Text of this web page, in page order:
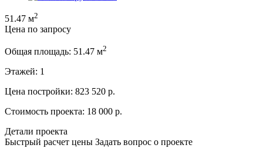
51.47 м2
Цена по запросу
Общая площадь: 51.47 м2
Этажей: 1
Цена постройки: 823 520 р.
Стоимость проекта: 18 000 р.
Детали проекта
Быстрый расчет цены Задать вопрос о проекте